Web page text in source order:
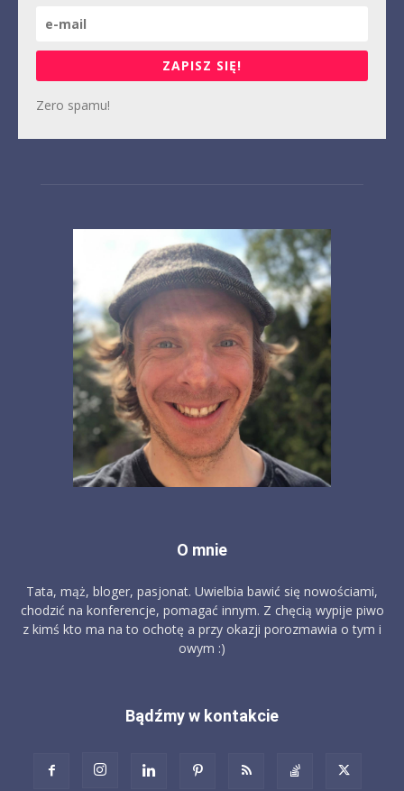
ZAPISZ SIĘ!
Zero spamu!
O mnie
Tata, mąż, bloger, pasjonat. Uwielbia bawić się nowościami,
chodzić na konferencje, pomagać innym. Z chęcią wypije piwo
z kimś kto ma na to ochotę a przy okazji porozmawia o tym i
owym :)
Bądźmy w kontakcie